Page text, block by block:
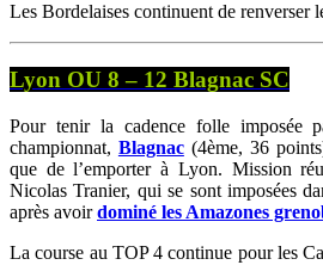
Les Bordelaises continuent de renverser
Lyon OU 8 – 12 Blagnac SC
Pour tenir la cadence folle imposée
championnat, Blagnac(4ème, 36
que de l’emporter à Lyon. Mission
Nicolas Tranier, qui se sont imposées
après avoirdominé les Amazones
La course au TOP 4 continue pour les